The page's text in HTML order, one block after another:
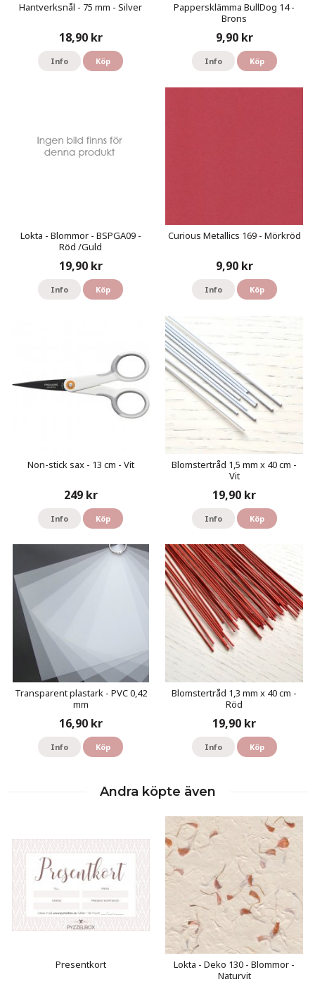
Hantverksnål - 75 mm - Silver
18,90 kr
Info Köp
Pappersklämma BullDog 14 -
Brons
9,90 kr
Info Köp
Lokta - Blommor - BSPGA09 -
Röd /Guld
19,90 kr
Info Köp
Curious Metallics 169 - Mörkröd
9,90 kr
Info Köp
Non-stick sax - 13 cm - Vit
249 kr
Info Köp
Blomstertråd 1,5 mm x 40 cm -
Vit
19,90 kr
Info Köp
Transparent plastark - PVC 0,42
mm
16,90 kr
Info Köp
Blomstertråd 1,3 mm x 40 cm -
Röd
19,90 kr
Info Köp
Andra köpte även
Presentkort
Lokta - Deko 130 - Blommor -
Naturvit